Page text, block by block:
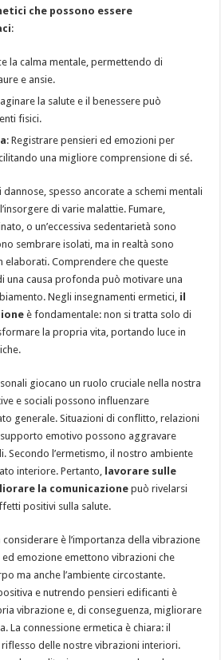
che possono essere
:
la calma mentale, permettendo di
e ansie.
la salute e il benessere può
fisici.
: Registrare pensieri ed emozioni per
una migliore comprensione di sé.
spesso ancorate a schemi mentali
di varie malattie. Fumare,
o un’eccessiva sedentarietà sono
sembrare isolati, ma in realtà sono
elaborati. Comprendere che queste
una causa profonda può motivare una
Negli insegnamenti ermetici, il
è fondamentale: non si tratta solo di
la propria vita, portando luce in
giocano un ruolo cruciale nella nostra
e sociali possono influenzare
generale. Situazioni di conflitto, relazioni
emotivo possono aggravare
Secondo l’ermetismo, il nostro ambiente
interiore. Pertanto, lavorare sulle
la comunicazione può rivelarsi
positivi sulla salute.
è l’importanza della vibrazione
emozione emettono vibrazioni che
ma anche l’ambiente circostante.
e nutrendo pensieri edificanti è
vibrazione e, di conseguenza, migliorare
La connessione ermetica è chiara: il
delle nostre vibrazioni interiori.